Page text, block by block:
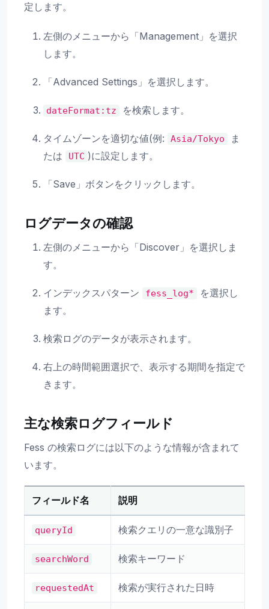
定します。
左側のメニューから「Management」を選択
します。
「Advanced Settings」を選択します。
dateFormat:tz を検索します。
タイムゾーンを適切な値(例: Asia/Tokyo
ま
たは
UTC )に設定します。
「Save」ボタンをクリックします。
ログデータの確認
左側のメニューから「Discover」を選択しま
す。
インデックスパターン fess_log*
を選択し
ます。
検索ログのデータが表示されます。
右上の時間範囲選択で、表示する期間を指定で
きます。
主な検索ログフィールド
Fess の検索ログには以下のような情報が含まれて
います。
フィールド名 説明
queryId 検索クエリの一意な識別子
searchWord 検索キーワード
requestedAt 検索が実行された日時